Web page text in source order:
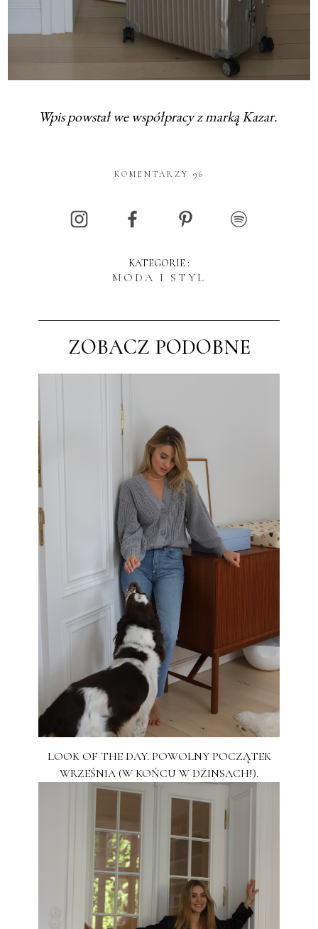
Wpis powstał we współpracy z marką Kazar.
KOMENTARZY 96
KATEGORIE :
MODA I STYL
ZOBACZ PODOBNE
LOOK OF THE DAY. POWOLNY POCZĄTEK
WRZEŚNIA (W KOŃCU W DŻINSACH!).